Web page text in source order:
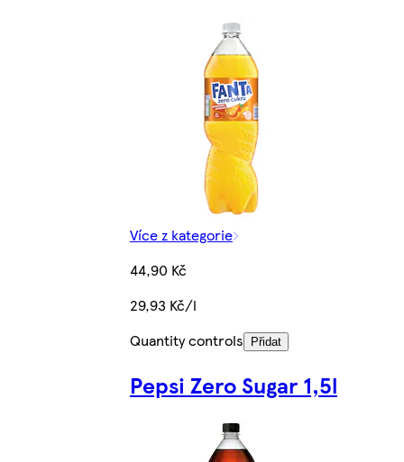
Více z kategorie
44,90 Kč
29,93 Kč/l
Quantity controls
Přidat
Pepsi Zero Sugar 1,5l